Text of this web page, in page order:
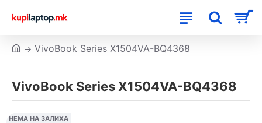
VivoBook Series X1504VA-BQ4368
VivoBook Series X1504VA-BQ4368
НЕМА НА ЗАЛИХА